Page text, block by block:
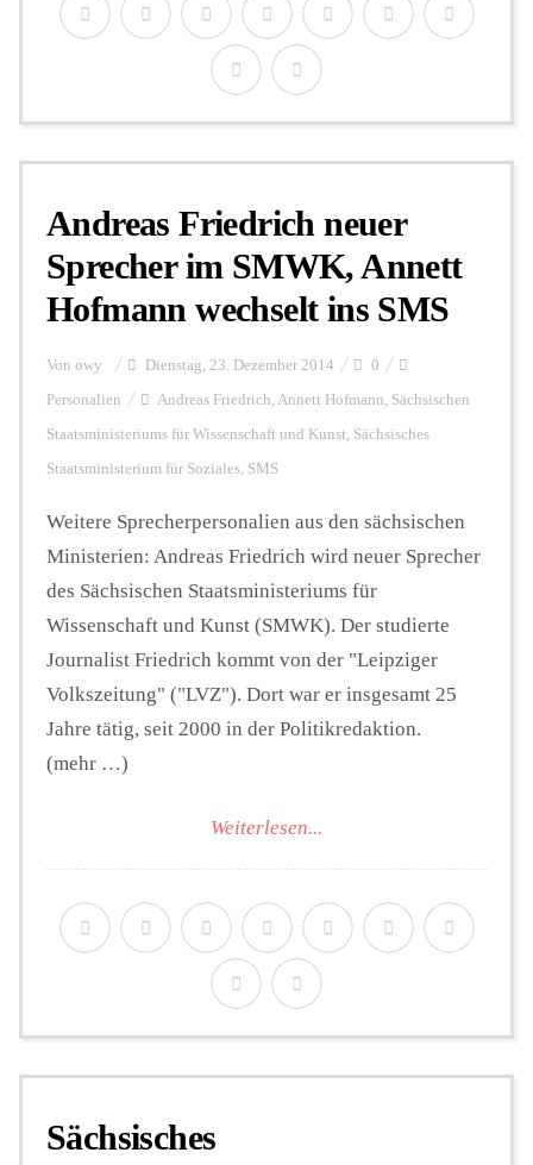
Andreas Friedrich neuer
Sprecher im SMWK, Annett
Hofmann wechselt ins SMS
Von owy Dienstag, 23. Dezember 2014 0
Personalien Andreas Friedrich, Annett Hofmann, Sächsischen
Staatsministeriums für Wissenschaft und Kunst, Sächsisches
Staatsministerium für Soziales, SMS
Weitere Sprecherpersonalien aus den sächsischen
Ministerien: Andreas Friedrich wird neuer Sprecher
des Sächsischen Staatsministeriums für
Wissenschaft und Kunst (SMWK). Der studierte
Journalist Friedrich kommt von der "Leipziger
Volkszeitung" ("LVZ"). Dort war er insgesamt 25
Jahre tätig, seit 2000 in der Politikredaktion.
(mehr …)
Weiterlesen...
Sächsisches